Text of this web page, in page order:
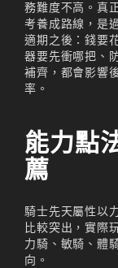
務難度不高。真
考養成路線，是
適期之後：錢要
器要先衝哪把、
補齊，都會影響
率。
能力點
薦
騎士先天屬性以
比較突出，實際
力騎、敏騎、體
向。